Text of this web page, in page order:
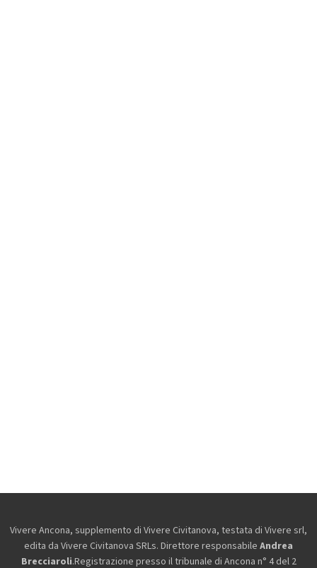
Vivere Ancona, supplemento di Vivere Civitanova, testata di Vivere srl,
edita da Vivere Civitanova SRLs. Direttore responsabile Andrea
Brecciaroli.Registrazione presso il tribunale di Ancona n° 4 del 2